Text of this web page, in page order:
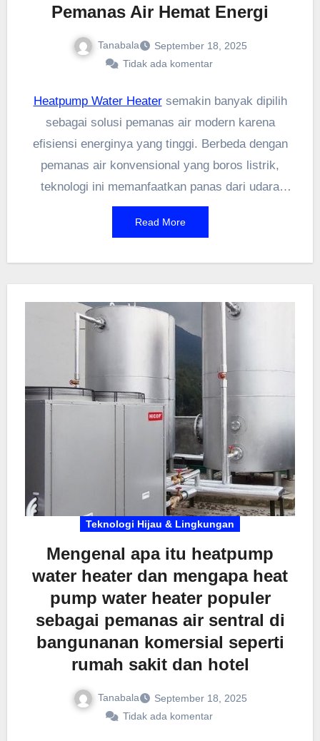
Pemanas Air Hemat Energi
Tanabala
September 18, 2025
Tidak ada komentar
Heatpump Water Heatersemakin banyak dipilih
sebagai solusi pemanas air modern karena
efisiensi energinya yang tinggi. Berbeda dengan
pemanas air konvensional yang boros listrik,
teknologi ini memanfaatkan panas dari udara
sekitar untuk memanaskan air, sehingga lebih
ramah lingkungan dan hemat biaya. Cocok banget
Heater juga punya umur pakai lebih panjang
dengan perawatan yang relatif simpel. Penasaran
kenapa alat ini jadi tren? Yuk simak
penjelasannya!
Read More
Teknologi Hijau & Lingkungan
Mengenal apa itu heatpump
water heater dan mengapa heat
pump water heater populer
sebagai pemanas air sentral di
bangunanan komersial seperti
rumah sakit dan hotel
Tanabala
September 18, 2025
Tidak ada komentar